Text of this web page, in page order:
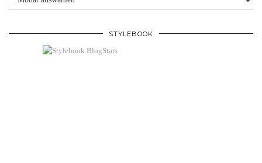
STYLEBOOK